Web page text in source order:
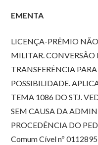
EMENTA
LICENÇA-PRÊMIO
MILITAR. CONVERSÃO
TRANSFERÊNCIA
POSSIBILIDADE.
TEMA 1086 DO STJ.
SEM CAUSA DA
PROCEDÊNCIA DO
Comum Cível nº